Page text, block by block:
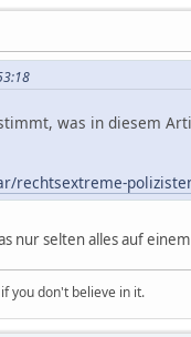
was in diesem
rechtsextreme-
nur selten alles auf
you don't believe in it.